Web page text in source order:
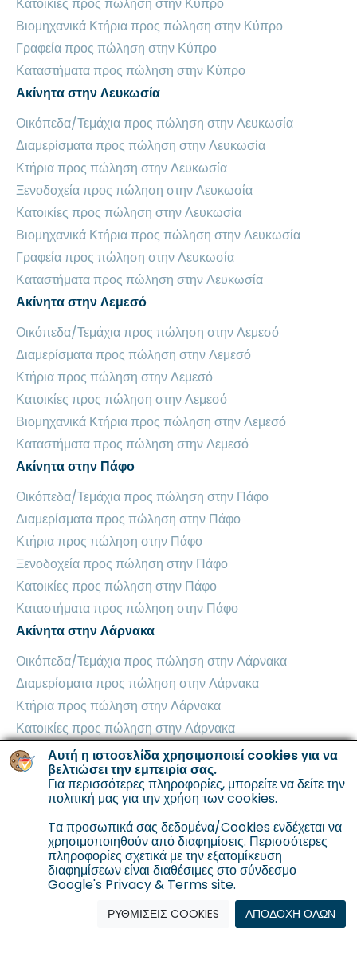
Αυτή η ιστοσελίδα χρησιμοποιεί cookies για να
βελτιώσει την εμπειρία σας.
Για περισσότερες πληροφορίες, μπορείτε να δείτε την
πολιτική μας για την χρήση των cookies.
Tα προσωπικά σας δεδομένα/Cookies ενδέχεται να
χρησιμοποιηθούν από διαφημίσεις. Περισσότερες
πληροφορίες σχετικά με την εξατομίκευση
διαφημίσεων είναι διαθέσιμες στο σύνδεσμο
Google's Privacy & Terms site.
ΡΥΘΜΙΣΕΙΣ COOKIES ΑΠΟΔΟΧΗ ΟΛΩΝ
Βιομηχανικά Κτήρια προς πώληση στην Κύπρο
Γραφεία προς πώληση στην Κύπρο
Καταστήματα προς πώληση στην Κύπρο
Ακίνητα στην Λευκωσία
Οικόπεδα/Τεμάχια προς πώληση στην Λευκωσία
Διαμερίσματα προς πώληση στην Λευκωσία
Κτήρια προς πώληση στην Λευκωσία
Ξενοδοχεία προς πώληση στην Λευκωσία
Κατοικίες προς πώληση στην Λευκωσία
Βιομηχανικά Κτήρια προς πώληση στην Λευκωσία
Γραφεία προς πώληση στην Λευκωσία
Καταστήματα προς πώληση στην Λευκωσία
Ακίνητα στην Λεμεσό
Οικόπεδα/Τεμάχια προς πώληση στην Λεμεσό
Διαμερίσματα προς πώληση στην Λεμεσό
Κτήρια προς πώληση στην Λεμεσό
Κατοικίες προς πώληση στην Λεμεσό
Βιομηχανικά Κτήρια προς πώληση στην Λεμεσό
Καταστήματα προς πώληση στην Λεμεσό
Ακίνητα στην Πάφο
Οικόπεδα/Τεμάχια προς πώληση στην Πάφο
Διαμερίσματα προς πώληση στην Πάφο
Κτήρια προς πώληση στην Πάφο
Ξενοδοχεία προς πώληση στην Πάφο
Κατοικίες προς πώληση στην Πάφο
Καταστήματα προς πώληση στην Πάφο
Ακίνητα στην Λάρνακα
Οικόπεδα/Τεμάχια προς πώληση στην Λάρνακα
Διαμερίσματα προς πώληση στην Λάρνακα
Κτήρια προς πώληση στην Λάρνακα
Κατοικίες προς πώληση στην Λάρνακα
Βιομηχανικά Κτήρια προς πώληση στην Λάρνακα
Καταστήματα προς πώληση στην Λάρνακα
Ακίνητα στην Αμμόχωστο
Οικόπεδα/Τεμάχια προς πώληση στην Αμμόχωστο
Διαμερίσματα προς πώληση στην Αμμόχωστο
Κτήρια προς πώληση στην Αμμόχωστο
Κατοικίες προς πώληση στην Αμμόχωστο